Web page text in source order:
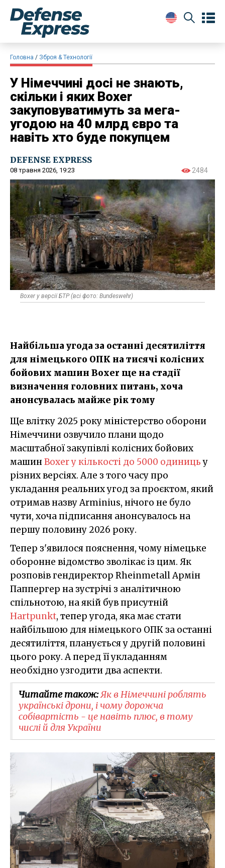
Головна Зброя & Технології
У Німеччині досі не знають,
скільки і яких Boxer
закуповуватимуть за мега-
угодою на 40 млрд євро та
навіть хто буде покупцем
DEFENSE EXPRESS
08 травня 2026, 19:23 2484
Boxer у версії БТР (всі фото: Bundeswehr)
Найбільша угода за останні десятиліття
для німецького ОПК на тисячі колісних
бойових машин Boxer ще на стадії
визначення головних питань, хоча
анонсувалась майже рік тому
Ще влітку 2025 року міністерство оборони
Німеччини озвучило плани щодо
масштабної закупівлі колісних бойових
машинBoxer у кількості до 5000 одиницьу
різних версіях. Але з того часу про
укладання реальних угод за проєктом, який
отримав назву Arminius, нічого не було
чути, хоча підписання анонсувалось на
першу половину 2026 року.
Тепер з'явилося пояснення, чому німецьке
оборонне відомство зволікає із цим. Як
розповів гендиректор Rheinmetall Армін
Паппергер на зустрічі з аналітичною
спільнотою, на якій був присутній
Hartpunkt, тепер угода, яка має стати
найбільшою для німецького ОПК за останні
десятиліття, планується у другій половині
цього року. А перед її укладанням
необхідно узгодити два аспекти.
Читайте також:Як в Німеччині роблять
українські дрони, і чому дорожча
собівартість - це навіть плюс, в тому
числі й для України